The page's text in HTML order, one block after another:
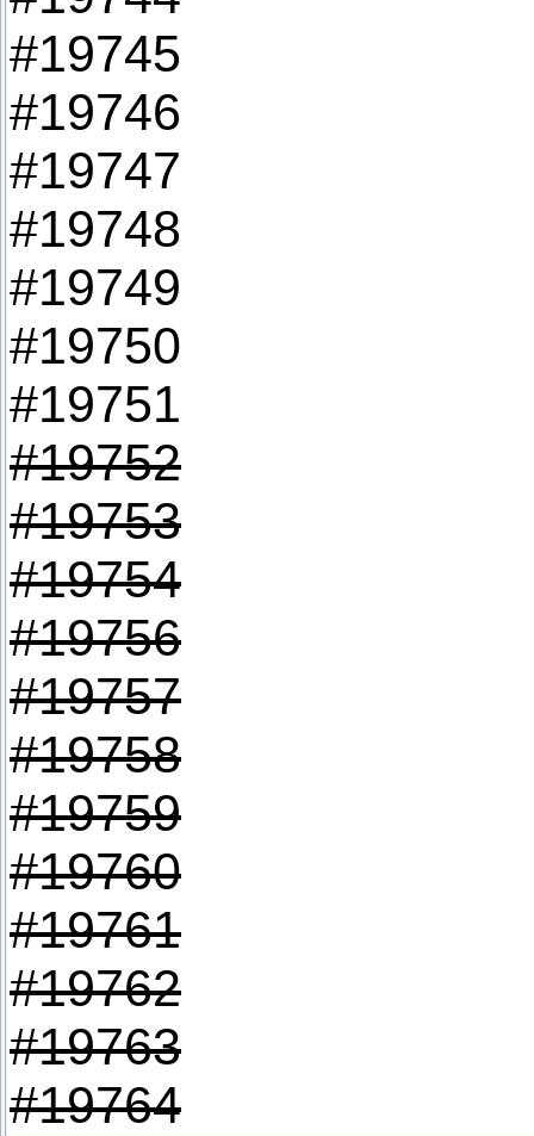
#19745
#19746
#19747
#19748
#19749
#19750
#19751
#19752
#19753
#19754
#19756
#19757
#19758
#19759
#19760
#19761
#19762
#19763
#19764